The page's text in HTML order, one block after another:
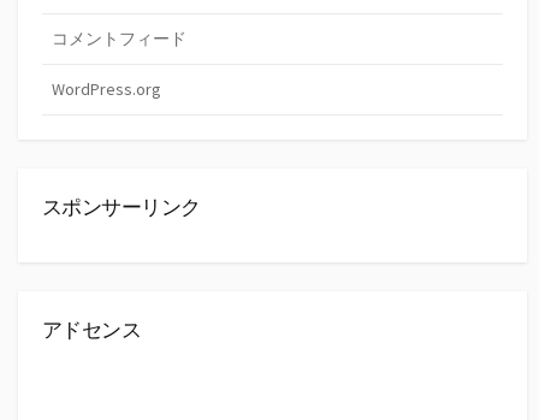
コメントフィード
WordPress.org
スポンサーリンク
アドセンス